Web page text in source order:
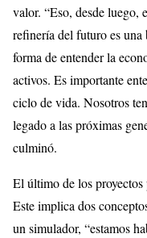
valor. “Eso, desde luego,
refinería del futuro es
forma de entender la
activos. Es importante
ciclo de vida. Nosotros
legado a las próximas
culminó.
El último de los
Este implica dos
un simulador, “estamos